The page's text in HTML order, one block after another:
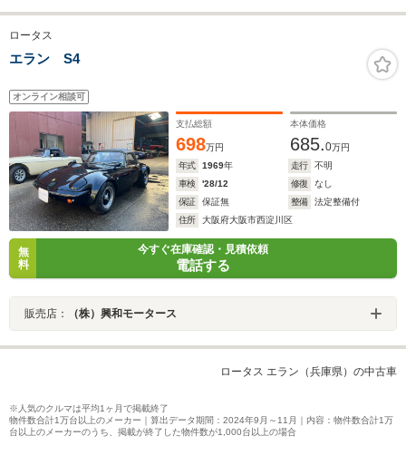
ロータス
エラン S4
オンライン相談可
支払総額
698万円
本体価格
685.0万円
年式
1969年 走行
不明
車検
'28/12 修復
なし
保証
保証無 整備
法定整備付
住所
大阪府大阪市西淀川区
無
料
今すぐ在庫確認・見積依頼
電話する
販売店： （株）興和モータース
ロータス エラン（兵庫県）の中古車
※人気のクルマは平均1ヶ月で掲載終了
物件数合計1万台以上のメーカー｜算出データ期間：2024年9月～11月｜内容：物件数合計1万
台以上のメーカーのうち、掲載が終了した物件数が1,000台以上の場合